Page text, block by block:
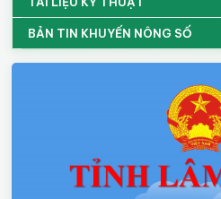
BẢN TIN KHUYẾN NÔNG SỐ